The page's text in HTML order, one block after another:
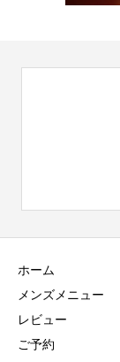
ホーム
メンズメニュー
レビュー
ご予約